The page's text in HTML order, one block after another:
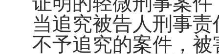
当追究被告人刑事
不予追究的案件，